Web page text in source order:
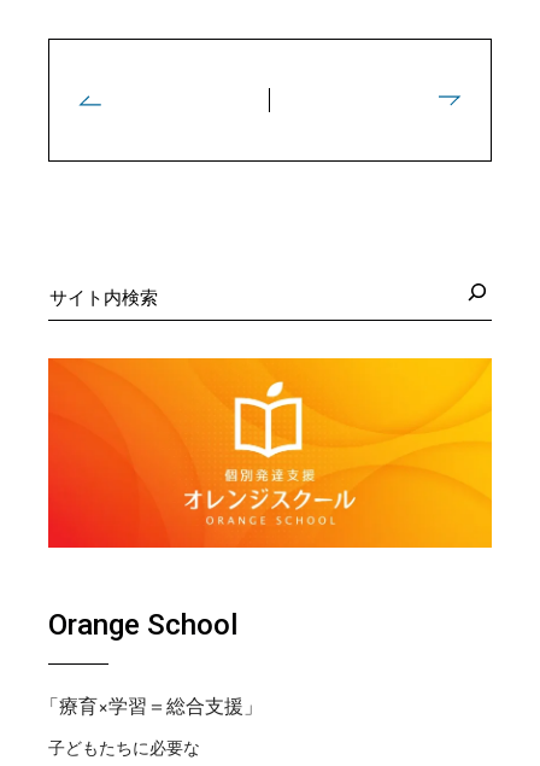
索
Orange School
「療育×学習＝総合支援」
子どもたちに必要な